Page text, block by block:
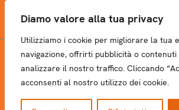
Diamo valore alla tua privacy
Utilizziamo i cookie per migliorare la tua
navigazione, offrirti pubblicità o
analizzare il nostro traffico. Cliccando
acconsenti al nostro utilizzo dei cookie.
NEWSLETTER